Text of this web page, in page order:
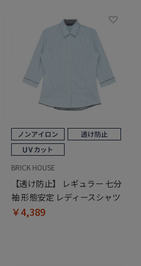
BRICK HOUSE
【透け防止】 レギュラー 七分
袖 形態安定 レディースシャツ
￥4,389